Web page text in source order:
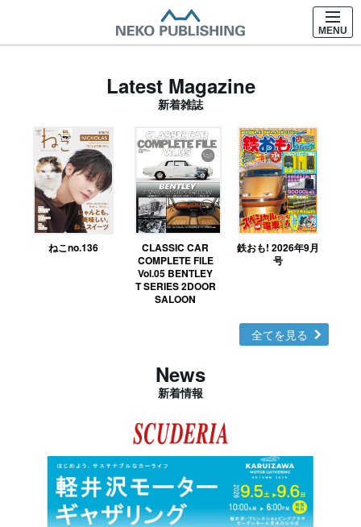
MENU
Latest Magazine
新着雑誌
ねこno.136
CLASSIC CAR
COMPLETE FILE
Vol.05 BENTLEY
T SERIES 2DOOR
SALOON
鉄おも! 2026年9月
号
全てを見る
News
新着情報